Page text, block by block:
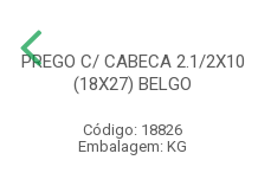
PREGO C/ CABECA 2.1/2X10
(18X27) BELGO
Código: 18826
Embalagem: KG